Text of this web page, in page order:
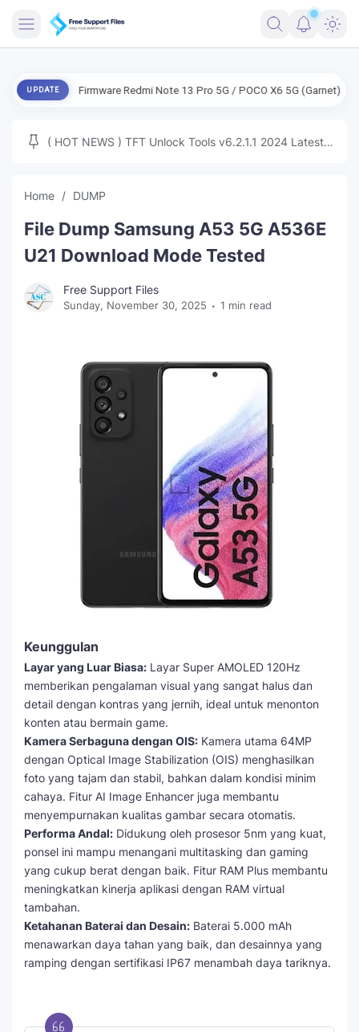
ENG FIRMWARE
MICLOUD
NEXT
TUTORIAL
UPDATE
ENG Firmware Redmi Note 13 Pro 5G / POCO X6 5G (Garnet) Free
( HOT NEWS ) TFT Unlock Tools v6.2.1.1 2024 Latest
Home DUMP
File Dump Samsung A53 5G A536E
U21 Download Mode Tested
Free Support Files
Sunday, November 30, 2025 1 min read
Keunggulan
Layar yang Luar Biasa: Layar Super AMOLED 120Hz
memberikan pengalaman visual yang sangat halus dan
detail dengan kontras yang jernih, ideal untuk menonton
konten atau bermain game.
Kamera Serbaguna dengan OIS: Kamera utama 64MP
dengan Optical Image Stabilization (OIS) menghasilkan
foto yang tajam dan stabil, bahkan dalam kondisi minim
cahaya. Fitur AI Image Enhancer juga membantu
menyempurnakan kualitas gambar secara otomatis.
Performa Andal: Didukung oleh prosesor 5nm yang kuat,
ponsel ini mampu menangani multitasking dan gaming
yang cukup berat dengan baik. Fitur RAM Plus membantu
meningkatkan kinerja aplikasi dengan RAM virtual
tambahan.
Ketahanan Baterai dan Desain: Baterai 5.000 mAh
menawarkan daya tahan yang baik, dan desainnya yang
ramping dengan sertifikasi IP67 menambah daya tariknya.